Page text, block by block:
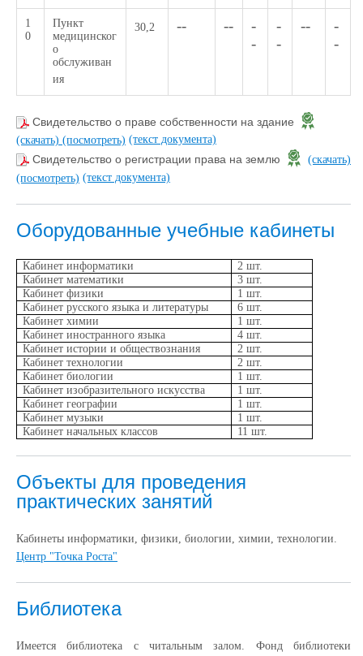
1
0
Пункт
медицинског
о
обслуживан
ия
30,2 -- --
-
-
-
-
--
-
-
Свидетельство о праве собственности на здание
(скачать) (посмотреть) (текст документа)
Свидетельство о регистрации права на землю
(скачать)
(посмотреть) (текст документа)
Оборудованные учебные кабинеты
Кабинет информатики
2 шт.
Кабинет математики
3 шт.
Кабинет физики
1 шт.
Кабинет русского языка и литературы
6 шт.
Кабинет химии
1 шт.
Кабинет иностранного языка
4 шт.
Кабинет истории и обществознания
2 шт.
Кабинет технологии
2 шт.
Кабинет биологии
1 шт.
Кабинет изобразительного искусства
1 шт.
Кабинет географии
1 шт.
Кабинет музыки
1 шт.
Кабинет начальных классов
11 шт.
Объекты для проведения
практических занятий
Кабинеты информатики, физики, биологии, химии, технологии.
Центр "Точка Роста"
Библиотека
Имеется библиотека с читальным залом. Фонд библиотеки